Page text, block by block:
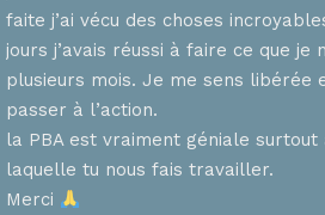
faite j’ai vécu des choses
jours j’avais réussi à faire ce que je
plusieurs mois. Je me sens libérée
passer à l’action.
la PBA est vraiment géniale surtout
laquelle tu nous fais travailler.
Merci